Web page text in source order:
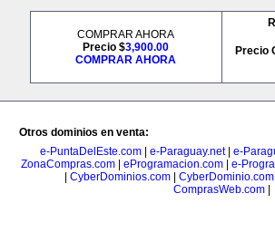
COMPRAR AHORA
Precio $3,900.00
COMPRAR AHORA
Precio
Otros dominios en venta:
e-PuntaDelEste.com
e-Paraguay.net| e-
ZonaCompras.com
eProgramacion.com
e-
CyberDominios.com| CyberDominio.com
ComprasWeb.com|